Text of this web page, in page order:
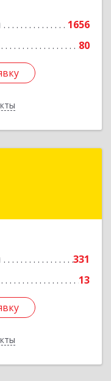
1656
80
331
13
Краснодар г,